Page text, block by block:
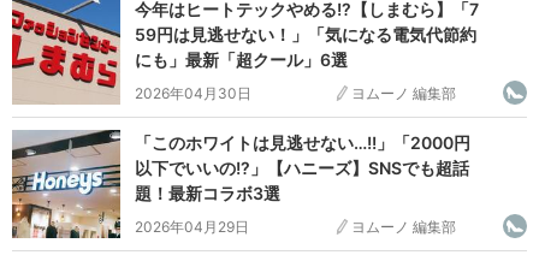
今年はヒートテックやめる!?【しまむら】「7
59円は見逃せない！」「気になる電気代節約
にも」最新「超クール」6選
2026年04月30日 ヨムーノ 編集部
「このホワイトは見逃せない…!!」「2000円
以下でいいの!?」【ハニーズ】SNSでも超話
題！最新コラボ3選
2026年04月29日 ヨムーノ 編集部